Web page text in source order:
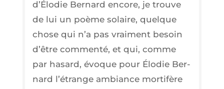
d’Élodie Ber­nard encore, je trouve
de lui un poème solaire, quelque
chose qui n’a pas vrai­ment besoin
d’être com­men­té, et qui, comme
par hasard, évoque pour Élo­die Ber­
nard l’é­trange ambiance mor­ti­fère